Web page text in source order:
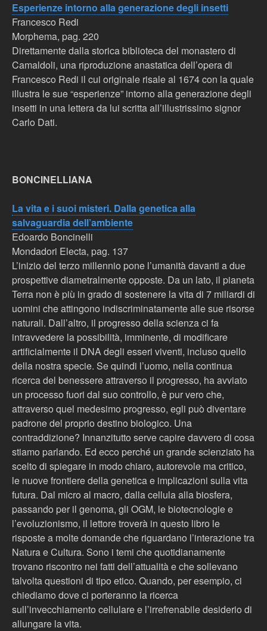
Esperienze intorno alla generazione degli insetti
Francesco Redi
Morphema, pag. 220
Direttamente dalla storica biblioteca del monastero di
Camaldoli, una riproduzione anastatica dell’opera di
Francesco Redi il cui originale risale al 1674 con la quale
illustra le sue “esperienze” intorno alla generazione degli
insetti in una lettera da lui scritta all’illustrissimo signor
Carlo Dati.
BONCINELLIANA
La vita e i suoi misteri. Dalla genetica alla
salvaguardia dell’ambiente
Edoardo Boncinelli
Mondadori Electa, pag. 137
L’inizio del terzo millennio pone l’umanità davanti a due
prospettive diametralmente opposte. Da un lato, il pianeta
Terra non è più in grado di sostenere la vita di 7 miliardi di
uomini che attingono indiscriminatamente alle sue risorse
naturali. Dall’altro, il progresso della scienza ci fa
intravvedere la possibilità, imminente, di modificare
artificialmente il DNA degli esseri viventi, incluso quello
della nostra specie. Se quindi l’uomo, nella continua
ricerca del benessere attraverso il progresso, ha avviato
un processo fuori dal suo controllo, è pur vero che,
attraverso quel medesimo progresso, egli può diventare
padrone del proprio destino biologico. Una
contraddizione? Innanzitutto serve capire davvero di cosa
stiamo parlando. Ed ecco perché un grande scienziato ha
scelto di spiegare in modo chiaro, autorevole ma critico,
le nuove frontiere della genetica e implicazioni sulla vita
futura. Dal micro al macro, dalla cellula alla biosfera,
passando per il genoma, gli OGM, le biotecnologie e
l’evoluzionismo, il lettore troverà in questo libro le
risposte a molte domande che riguardano l’interazione tra
Natura e Cultura. Sono i temi che quotidianamente
trovano riscontro nei fatti dell’attualità e che sollevano
talvolta questioni di tipo etico. Quando, per esempio, ci
chiediamo dove ci porteranno la ricerca
sull’invecchiamento cellulare e l’irrefrenabile desiderio di
allungare la vita.